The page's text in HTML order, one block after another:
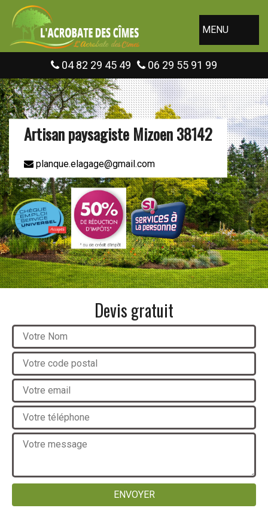
MENU
04 82 29 45 49 06 29 55 91 99
Artisan paysagiste Mizoen 38142
planque.elagage@gmail.com
Devis gratuit